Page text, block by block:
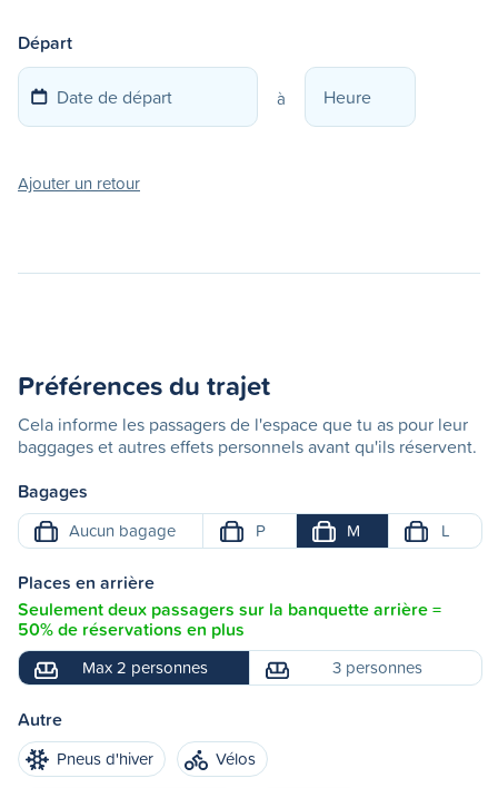
Départ
à
Ajouter un retour
Préférences du trajet
Cela informe les passagers de l'espace que tu as pour leur
baggages et autres effets personnels avant qu'ils réservent.
Bagages
Aucun bagage P M L
Places en arrière
Seulement deux passagers sur la banquette arrière =
50% de réservations en plus
Max 2 personnes 3 personnes
Autre
Pneus d'hiver
Vélos